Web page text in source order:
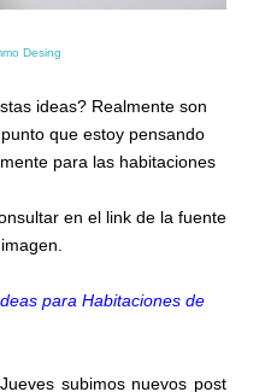
Desing
ideas? Realmente son
que estoy pensando
para las habitaciones
en el link de la fuente
para Habitaciones de
subimos nuevos post